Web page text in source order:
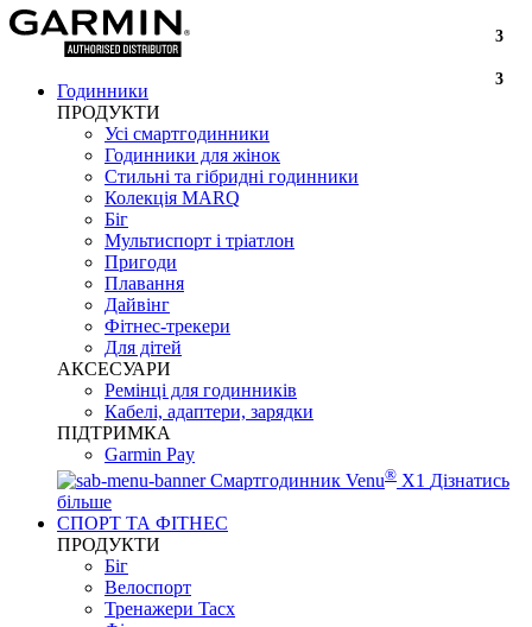
Годинники
ПРОДУКТИ
Усі смартгодинники
Годинники для жінок
Стильні та гібридні годинники
Колекція MARQ
Біг
Мультиспорт і тріатлон
Пригоди
Плавання
Дайвінг
Фітнес-трекери
Для дітей
АКСЕСУАРИ
Ремінці для годинників
Кабелі, адаптери, зарядки
ПІДТРИМКА
Garmin Pay
Смартгодинник Venu® X1 Дізнатись
більше
СПОРТ ТА ФІТНЕС
ПРОДУКТИ
Біг
Велоспорт
Тренажери Tacx
3
3